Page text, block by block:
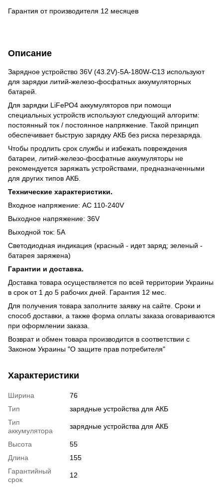
Описание
Зарядное устройство 36V (43.2V)-5A-180W-C13 используют
для зарядки литий-железо-фосфатных аккумуляторных
батарей.
Для зарядки LiFePO4 аккумуляторов при помощи
специальных устройств используют следующий алгоритм:
постоянный ток / постоянное напряжение. Такой принцип
обеспечивает быструю зарядку АКБ без риска перезаряда.
Чтобы продлить срок службы и избежать повреждения
батареи, литий-железо-фосфатные аккумуляторы не
рекомендуется заряжать устройствами, предназначенными
для других типов АКБ.
Технические характеристики.
Входное напряжение: AC 110-240V
Выходное напряжение: 36V
Выходной ток: 5A
Светодиодная индикация (красный - идет заряд; зеленый -
батарея заряжена)
Гарантии и доставка.
Доставка товара осуществляется по всей территории Украины
в срок от 1 до 5 рабочих дней. Гарантия 12 мес.
Для получения товара заполните заявку на сайте. Сроки и
способ доставки, а также форма оплаты заказа оговариваются
при оформлении заказа.
Возврат и обмен товара производится в соответствии с
Законом Украины "О защите прав потребителя"
Характеристики
Ширина
76
Тип
зарядные устройства для АКБ
Тип
аккумулятора
зарядные устройства для АКБ
Высота
55
Длина
155
Гарантийный
срок
12
Гарантия от производителя 12 месяцев